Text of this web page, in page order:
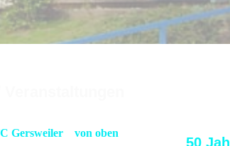
Gersweiler von oben
50